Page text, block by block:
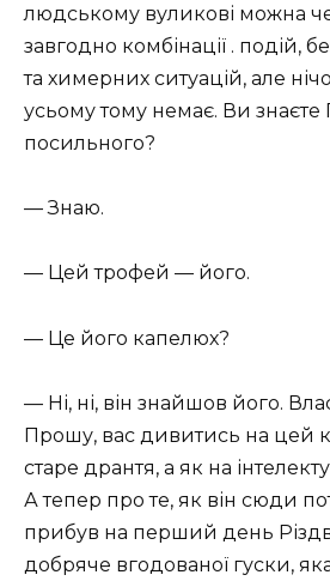
людському вуликові можна
завгодно комбінації . подій,
та химерних ситуацій, але
усьому тому немає. Ви знаєте
посильного?
— Знаю.
— Цей трофей — його.
— Це його капелюх?
— Ні, ні, він знайшов його.
Прошу, вас дивитись на цей
старе дрантя, а як на
А тепер про те, як він сюди
прибув на перший день
добряче вгодованої гуски,